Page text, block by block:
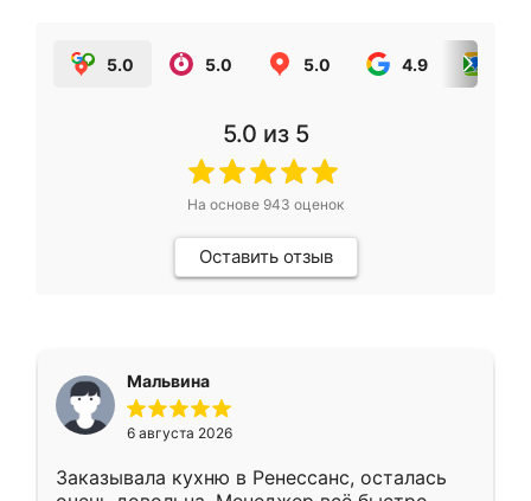
5.0 5.0 5.0 4.9
5.0 из 5
На основе 943 оценок
Оставить отзыв
Мальвина
6 августа 2026
Заказывала кухню в Ренессанс, осталась